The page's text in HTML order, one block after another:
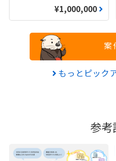
¥1,000,000
案
もっとピック
参考